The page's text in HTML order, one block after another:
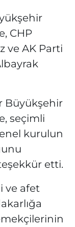
CHP
ve AK Parti
Büyükşehir
seçimli
kurulun
etti.
ve afet